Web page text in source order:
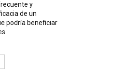
y
de un
podría beneficiar